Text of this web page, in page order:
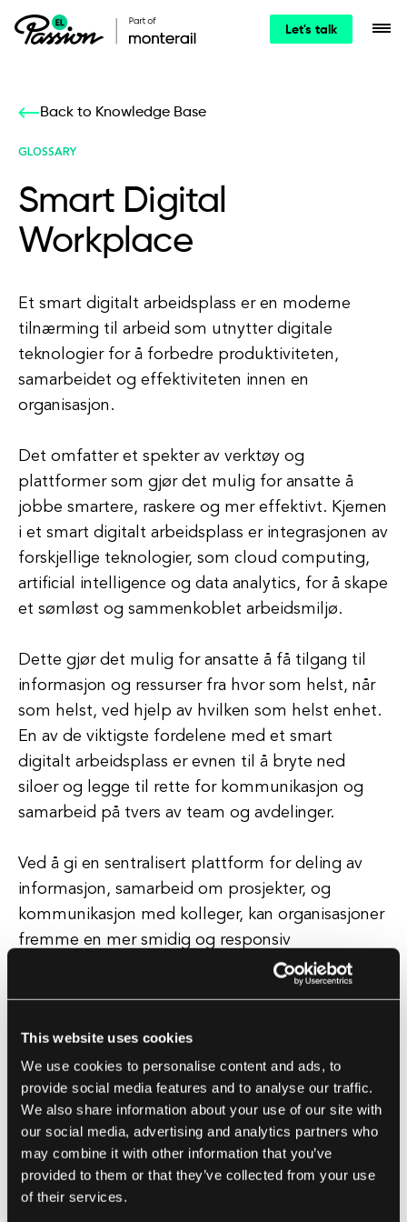
This website uses cookies
We use cookies to personalise content and ads, to
provide social media features and to analyse our traffic.
We also share information about your use of our site with
our social media, advertising and analytics partners who
may combine it with other information that you’ve
provided to them or that they’ve collected from your use
of their services.
Let's talk
Back to Knowledge Base
GLOSSARY
Smart Digital
Workplace
Et smart digitalt arbeidsplass er en moderne
tilnærming til arbeid som utnytter digitale
teknologier for å forbedre produktiviteten,
samarbeidet og effektiviteten innen en
organisasjon.
Det omfatter et spekter av verktøy og
plattformer som gjør det mulig for ansatte å
jobbe smartere, raskere og mer effektivt. Kjernen
i et smart digitalt arbeidsplass er integrasjonen av
forskjellige teknologier, som cloud computing,
artificial intelligence og data analytics, for å skape
et sømløst og sammenkoblet arbeidsmiljø.
Dette gjør det mulig for ansatte å få tilgang til
informasjon og ressurser fra hvor som helst, når
som helst, ved hjelp av hvilken som helst enhet.
En av de viktigste fordelene med et smart
digitalt arbeidsplass er evnen til å bryte ned
siloer og legge til rette for kommunikasjon og
samarbeid på tvers av team og avdelinger.
Ved å gi en sentralisert plattform for deling av
informasjon, samarbeid om prosjekter, og
kommunikasjon med kolleger, kan organisasjoner
fremme en mer smidig og responsiv
arbeidskultur. Videre muliggjør et smart digitalt
arbeidsplass at organisasjoner kan automatisere
ansatte til å fokusere på mer strategiske og
verdiskapende aktiviteter.
Dette forbedrer ikke bare produktiviteten og
effektiviteten, men øker også ansattes tilfredshet
og engasjement. Alt i alt er et smart digitalt
arbeidsplass essensielt for organisasjoner som